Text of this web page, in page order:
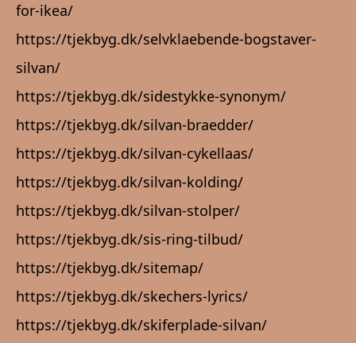
for-ikea/
https://tjekbyg.dk/selvklaebende-bogstaver-
silvan/
https://tjekbyg.dk/sidestykke-synonym/
https://tjekbyg.dk/silvan-braedder/
https://tjekbyg.dk/silvan-cykellaas/
https://tjekbyg.dk/silvan-kolding/
https://tjekbyg.dk/silvan-stolper/
https://tjekbyg.dk/sis-ring-tilbud/
https://tjekbyg.dk/sitemap/
https://tjekbyg.dk/skechers-lyrics/
https://tjekbyg.dk/skiferplade-silvan/